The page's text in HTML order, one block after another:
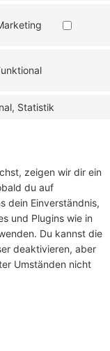
Statistik
zeigen wir dir ein
du auf
dein Einverständnis,
und Plugins wie in
Du kannst die
deaktivieren, aber
Umständen nicht